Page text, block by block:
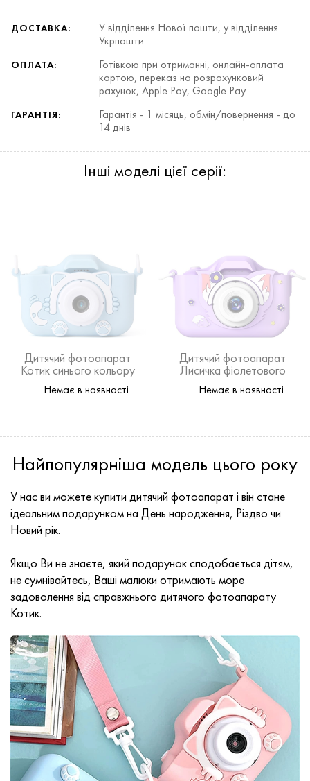
ДОСТАВКА:
У відділення Нової пошти, у відділення
Укрпошти
ОПЛАТА:
Готівкою при отриманні, онлайн-оплата
картою, переказ на розрахунковий
рахунок, Apple Pay, Google Pay
ГАРАНТІЯ:
Гарантія - 1 місяць, обмін/повернення - до
14 днів
Інші моделі цієї серії:
Дитячий фотоапарат
Котик синього кольору
Немає в наявності
Дитячий фотоапарат
Лисичка фіолетового
Немає в наявності
Найпопулярніша модель цього року
У нас ви можете купити дитячий фотоапарат і він стане
ідеальним подарунком на День народження, Різдво чи
Новий рік.
Якщо Ви не знаєте, який подарунок сподобається дітям,
не сумнівайтесь, Ваші малюки отримають море
задоволення від справжнього дитячого фотоапарату
Котик.